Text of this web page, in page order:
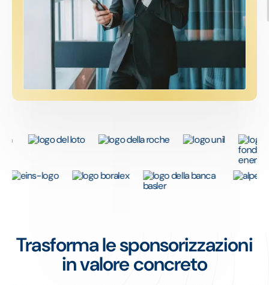
Trasforma le sponsorizzazioni
in valore concreto